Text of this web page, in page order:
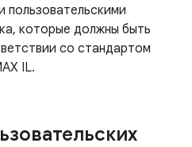
которые должны быть
со стандартом
IL.